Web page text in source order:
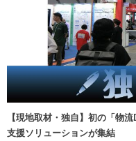
【現地取材・独自】初の「物
支援ソリューションが集結